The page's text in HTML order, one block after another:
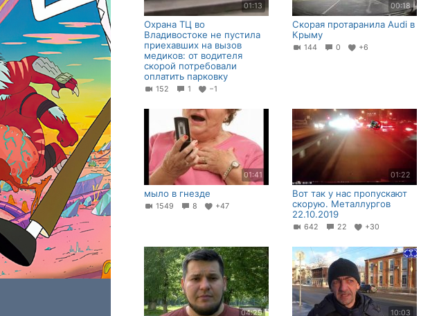
01:13
Охрана ТЦ во
Владивостоке не пустила
приехавших на вызов
медиков: от водителя
скорой потребовали
оплатить парковку
152 1 −1
00:18
Скорая протаранила Audi в
Крыму
144 0 +6
01:41
мыло в гнезде
1549 8 +47
01:22
Вот так у нас пропускают
скорую. Металлургов
22.10.2019
642 22 +30
04:29 10:03